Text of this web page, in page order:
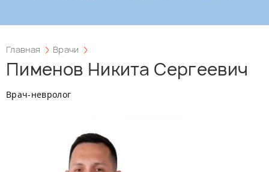
Главная Врачи
Пименов Никита Сергеевич
Врач-невролог